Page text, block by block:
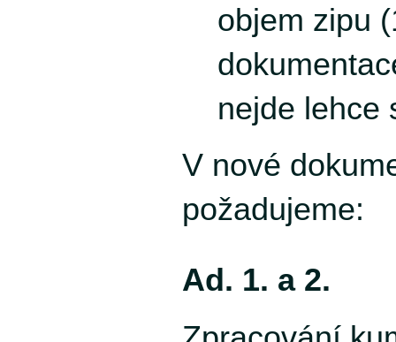
objem zipu
nejde lehce
V nové
požadujeme:
Ad. 1. a 2.